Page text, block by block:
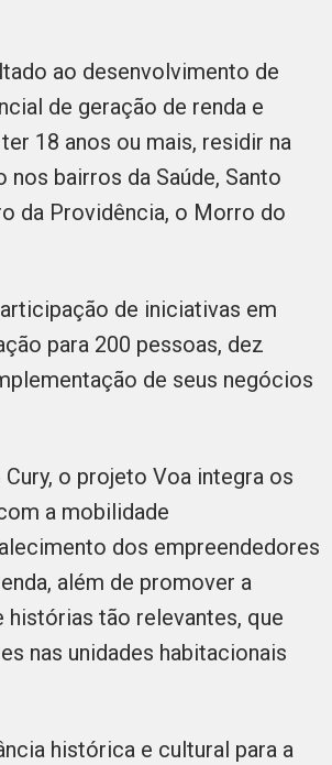
ao desenvolvimento de
de geração de renda e
18 anos ou mais, residir na
bairros da Saúde, Santo
da Providência, o Morro do
de iniciativas em
para 200 pessoas, dez
de seus negócios
o projeto Voa integra os
a mobilidade
dos empreendedores
além de promover a
tão relevantes, que
nas unidades habitacionais
histórica e cultural para a